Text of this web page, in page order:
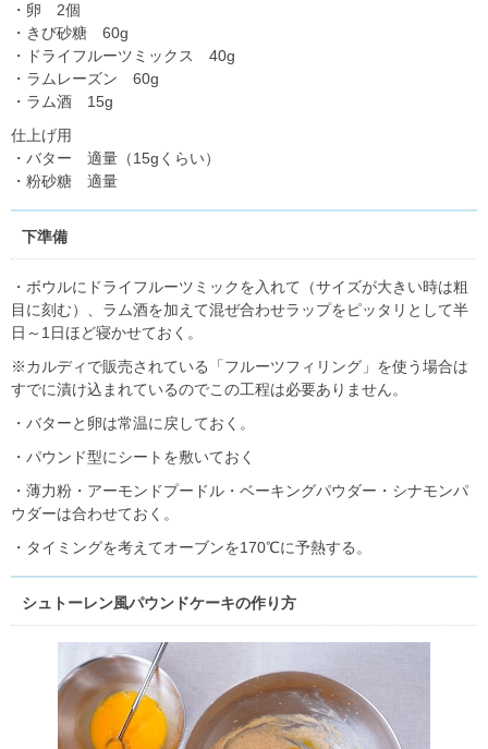
・卵 2個
・きび砂糖 60g
・ドライフルーツミックス 40g
・ラムレーズン 60g
・ラム酒 15g
仕上げ用
・バター 適量（15gくらい）
・粉砂糖 適量
下準備
・ボウルにドライフルーツミックを入れて（サイズが大きい時は粗
目に刻む）、ラム酒を加えて混ぜ合わせラップをピッタリとして半
日～1日ほど寝かせておく。
※カルディで販売されている「フルーツフィリング」を使う場合は
すでに漬け込まれているのでこの工程は必要ありません。
・バターと卵は常温に戻しておく。
・パウンド型にシートを敷いておく
・薄力粉・アーモンドプードル・ベーキングパウダー・シナモンパ
ウダーは合わせておく。
・タイミングを考えてオーブンを170℃に予熱する。
シュトーレン風パウンドケーキの作り方